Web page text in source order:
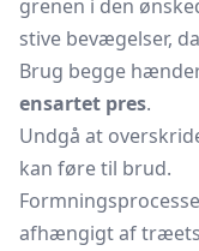
grenen i den
stive bevægelser,
Brug begge
ensartet pres.
Undgå at
kan føre til brud.
afhængigt af